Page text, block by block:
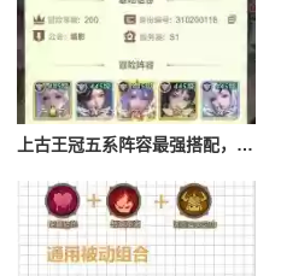
上古王冠五系阵容最强搭配，上古王冠五星排行